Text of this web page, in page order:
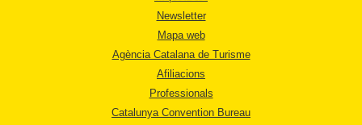
Newsletter
Mapa web
Agència Catalana de Turisme
Afiliacions
Professionals
Catalunya Convention Bureau